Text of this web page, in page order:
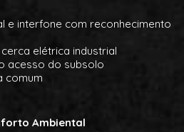
e interfone com reconhecimento
elétrica industrial
acesso do subsolo
comum
Ambiental